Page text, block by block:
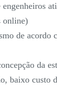
online)
de acordo
da
baixo custo